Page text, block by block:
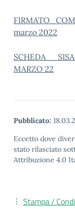
marzo 2022
MARZO 22
Pubblicato:
Eccetto dove
stato rilasciato
Attribuzione 4.0
Stampa /